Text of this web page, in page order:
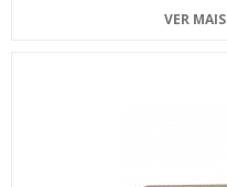
VER MAIS